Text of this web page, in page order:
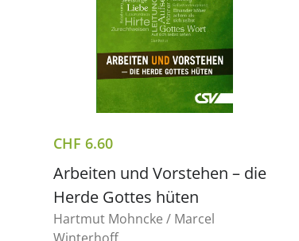
CHF 6.60
Arbeiten und Vorstehen – die
Herde Gottes hüten
Hartmut Mohncke / Marcel